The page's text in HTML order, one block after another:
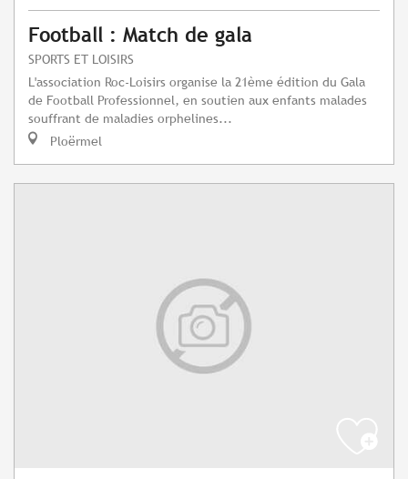
Football : Match de gala
SPORTS ET LOISIRS
L'association Roc-Loisirs organise la 21ème édition du Gala
de Football Professionnel, en soutien aux enfants malades
souffrant de maladies orphelines...
Ploërmel